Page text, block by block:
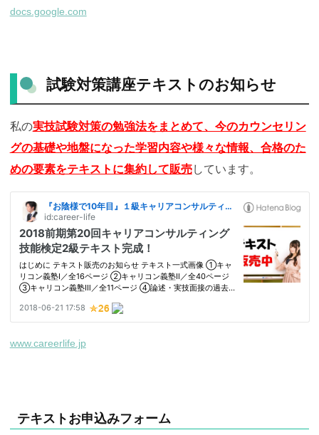
docs.google.com
試験対策講座テキストのお知らせ
私の実技試験対策の勉強法をまとめて、今のカウンセリン
グの基礎や地盤になった学習内容や様々な情報、合格のた
めの要素をテキストに集約して販売しています。
www.careerlife.jp
テキストお申込みフォーム